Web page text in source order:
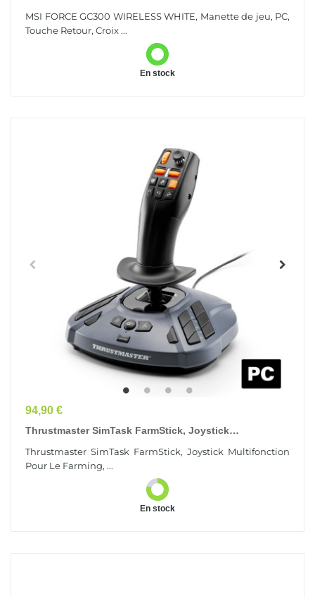
MSI FORCE GC300 WIRELESS WHITE, Manette de jeu, PC,
Touche Retour, Croix ...
En stock
Prix
94,90 €
Thrustmaster SimTask FarmStick, Joystick
Thrustmaster SimTask FarmStick, Joystick Multifonction
Pour Le Farming, ...
En stock